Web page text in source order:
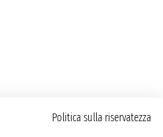
Politica sulla riservatezza